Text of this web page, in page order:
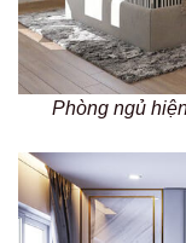
Phòng ngủ